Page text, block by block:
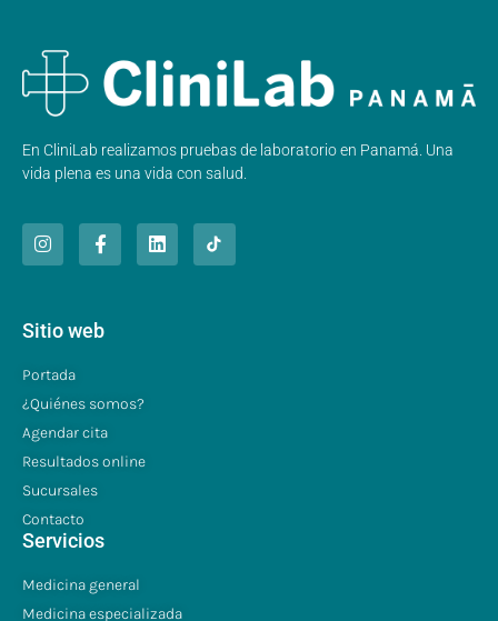
En CliniLab realizamos pruebas de laboratorio en Panamá. Una
vida plena es una vida con salud.
Sitio web
Portada
¿Quiénes somos?
Agendar cita
Resultados online
Sucursales
Contacto
Servicios
Medicina general
Medicina especializada